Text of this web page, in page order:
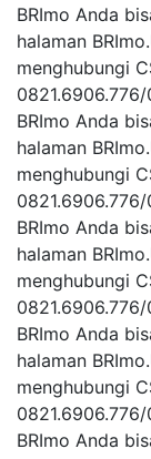
BRImo Anda
halaman
menghubungi
BRImo Anda
halaman
menghubungi
BRImo Anda
halaman
menghubungi
BRImo Anda
halaman
menghubungi
BRImo Anda